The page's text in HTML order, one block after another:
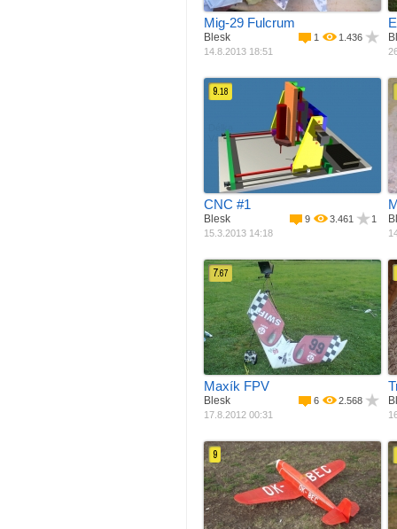
Mig-29 Fulcrum
1 1.436
Blesk
14.8.2013 18:51
Délka
330 mm
Váha
22000 g
9.18
CNC #1
9 3.461 1
Blesk
15.3.2013 14:18
Materiál
EPP, EPS, Depron
Pohon
Elektro motor
Rozpětí
1400 mm
Váha
1100 g
7.67
Maxík FPV
6 2.568
Blesk
17.8.2012 00:31
Materiál
Balza + potah
Pohon
Elektro motor
Rozpětí
1280 mm
Váha
800 g
9